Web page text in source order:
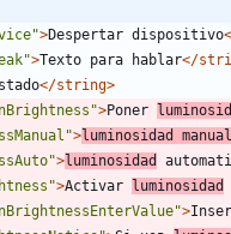
>Despertar dispositivo
>Texto para hablar</
</string>
>Poner
>luminosidad
>luminosidad
>Activar luminosidad
>